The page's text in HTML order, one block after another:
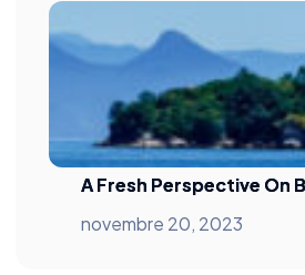
A Fresh Perspective On
novembre 20, 2023